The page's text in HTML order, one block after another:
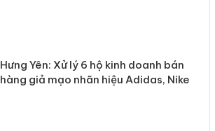
Hưng Yên: Xử lý 6 hộ kinh doanh bán
hàng giả mạo nhãn hiệu Adidas, Nike